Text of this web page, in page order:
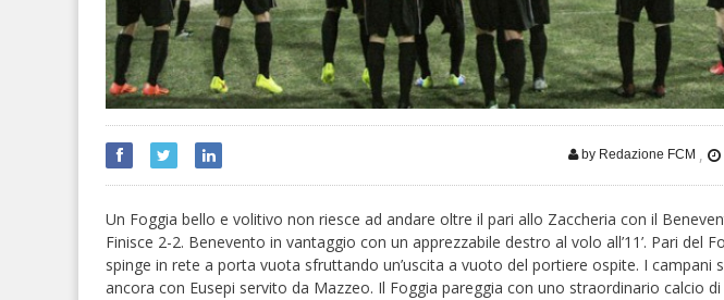
by Redazione FCM ,
Un Foggia bello e volitivo non riesce ad andare oltre il pari allo Zaccheria con il
Finisce 2-2. Benevento in vantaggio con un apprezzabile destro al volo all’11’. Pari del
spinge in rete a porta vuota sfruttando un’uscita a vuoto del portiere ospite. I campani
ancora con Eusepi servito da Mazzeo. Il Foggia pareggia con uno straordinario calcio